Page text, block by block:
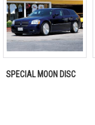
SPECIAL MOON DISC